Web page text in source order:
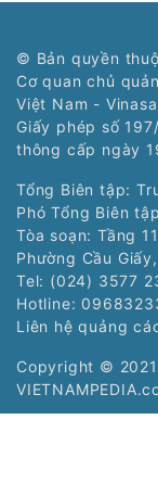
© Bản quyền
Cơ quan chủ
Việt Nam -
Giấy phép số
thông cấp ngày
Tổng Biên tập:
Phó Tổng Biên
Tòa soạn: Tầng
Phường Cầu
Tel: (024) 3577
Hotline:
Liên hệ quảng
Copyright ©